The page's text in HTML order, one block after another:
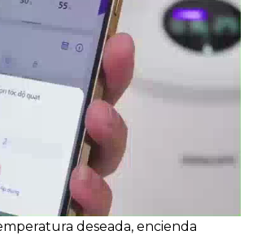
deseada, encienda